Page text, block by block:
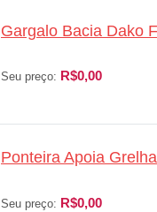
Gargalo Bacia Dako
Seu preço: R$0,00
Ponteira Apoia
Seu preço: R$0,00